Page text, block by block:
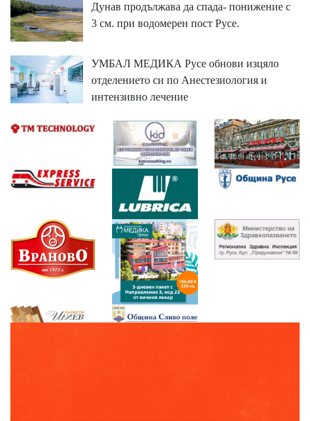
Дунав продължава да спада- понижение с
3 см. при водомерен пост Русе.
УМБАЛ МЕДИКА Русе обнови изцяло
отделението си по Анестезиология и
интензивно лечение